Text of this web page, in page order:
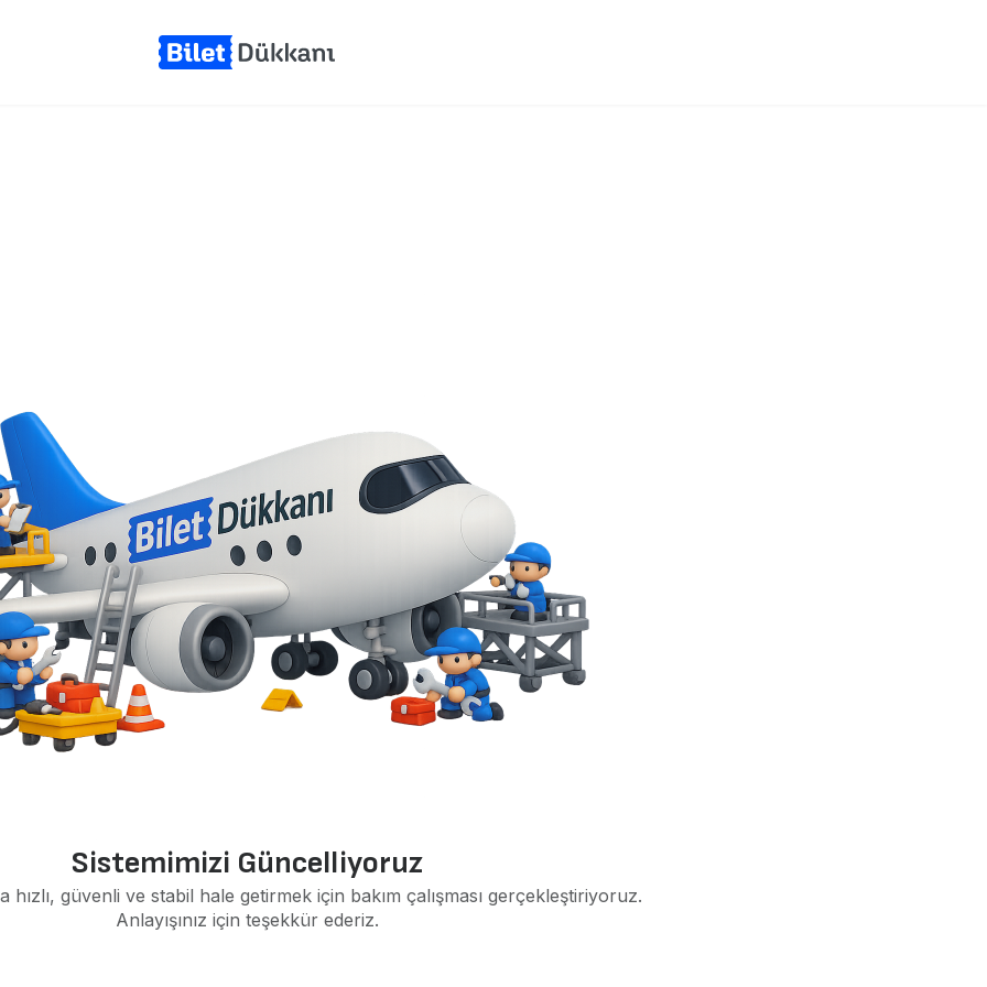
Sistemimizi Güncelliyoruz
hızlı, güvenli ve stabil hale getirmek için bakım çalışması gerçekleştiriyoruz.
Anlayışınız için teşekkür ederiz.